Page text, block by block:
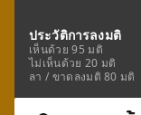
ประวัติการลงมติ
เห็นด้วย 95 มติ
ไม่เห็นด้วย 20 มติ
ลา / ขาดลงมติ 80 มติ